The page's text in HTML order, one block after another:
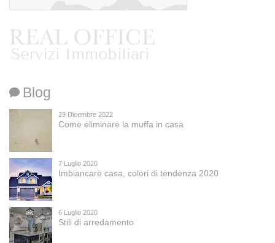
del modulo costituisce esplicita autorizzazione e
consenso alla detenzione e al trattamento dei dati
personali, come disposto dal Codice in materia di dati
dati forniti, potrai esercitare i diritti previsti dall’art. 7 del
D.Lgs. 196/03.
Blog
29 Dicembre 2022
Come eliminare la muffa in casa
7 Luglio 2020
Imbiancare casa, colori di tendenza 2020
6 Luglio 2020
Stili di arredamento